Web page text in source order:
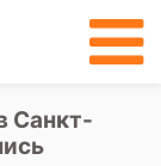
Санкт-